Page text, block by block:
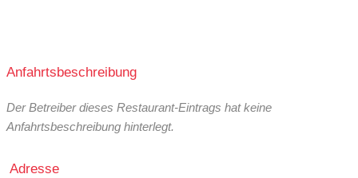
Anfahrtsbeschreibung
Der Betreiber dieses Restaurant-Eintrags hat keine
Anfahrtsbeschreibung hinterlegt.
Adresse